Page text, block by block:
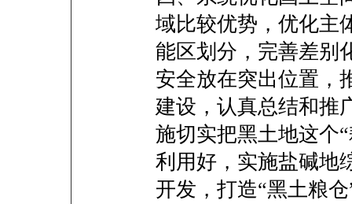
域比较优势，优化主
能区划分，完善差别
安全放在突出位置，
建设，认真总结和推
施切实把黑土地这个
利用好，实施盐碱地
开发，打造“黑土粮